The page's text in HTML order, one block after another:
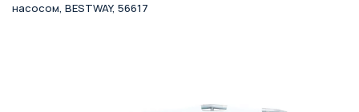
насосом, BESTWAY, 56617